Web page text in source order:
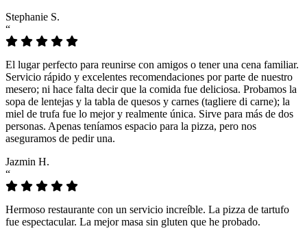
Stephanie S.
“
El lugar perfecto para reunirse con amigos o tener una cena familiar.
Servicio rápido y excelentes recomendaciones por parte de nuestro
mesero; ni hace falta decir que la comida fue deliciosa. Probamos la
sopa de lentejas y la tabla de quesos y carnes (tagliere di carne); la
miel de trufa fue lo mejor y realmente única. Sirve para más de dos
personas. Apenas teníamos espacio para la pizza, pero nos
aseguramos de pedir una.
Jazmin H.
“
Hermoso restaurante con un servicio increíble. La pizza de tartufo
fue espectacular. La mejor masa sin gluten que he probado.